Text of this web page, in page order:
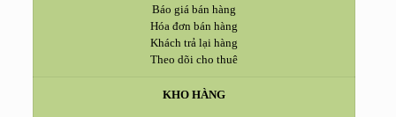
Báo giá bán hàng
Hóa đơn bán hàng
Khách trả lại hàng
Theo dõi cho thuê
KHO HÀNG